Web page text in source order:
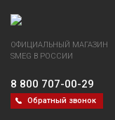
Винные шкафы
Вспениватели
Вытяжки
ОФИЦИАЛЬНЫЙ МАГАЗИН
SMEG В РОССИИ
8 800 707-00-29
Обратный звонок